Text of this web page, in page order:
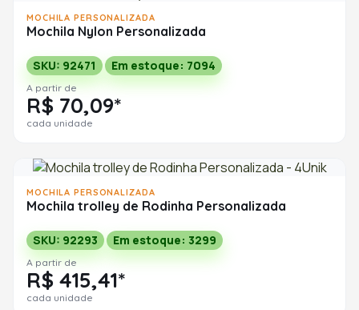
MOCHILA PERSONALIZADA
Mochila Nylon Personalizada
SKU: 92471 Em estoque: 7094
A partir de
R$ 70,09*
cada unidade
MOCHILA PERSONALIZADA
Mochila trolley de Rodinha Personalizada
SKU: 92293 Em estoque: 3299
A partir de
R$ 415,41*
cada unidade